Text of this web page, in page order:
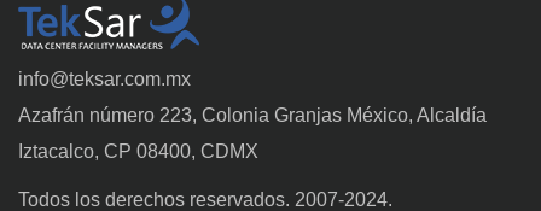
info@teksar.com.mx
Azafrán número 223, Colonia Granjas México, Alcaldía
Iztacalco, CP 08400, CDMX
Todos los derechos reservados. 2007-2024.